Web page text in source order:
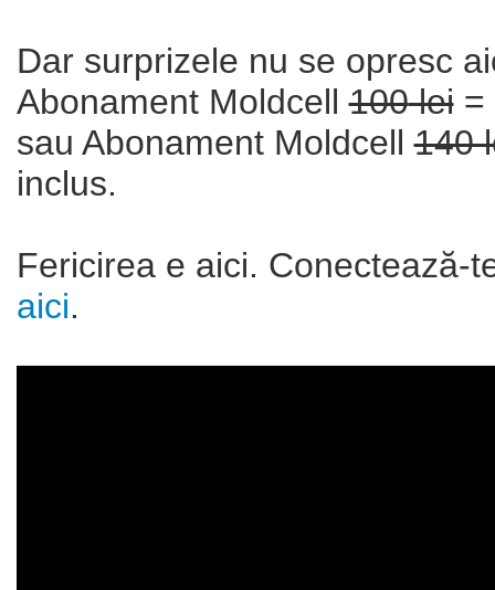
Dar surprizele nu se opresc
Abonament Moldcell100lei=
sau Abonament Moldcell140
inclus.
Fericirea e aici. Conectează-
aici.